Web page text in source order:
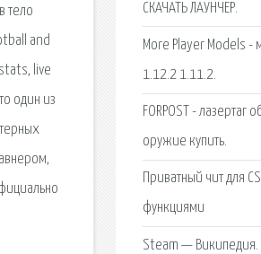
тело
and
live
один из
СКАЧАТЬ ЛАУНЧЕР.
More Player Models -
1.12.2 1.11.2.
FORPOST - лазертаг
оружие купить.
Приватный чит для
функциями
Steam — Википедия.